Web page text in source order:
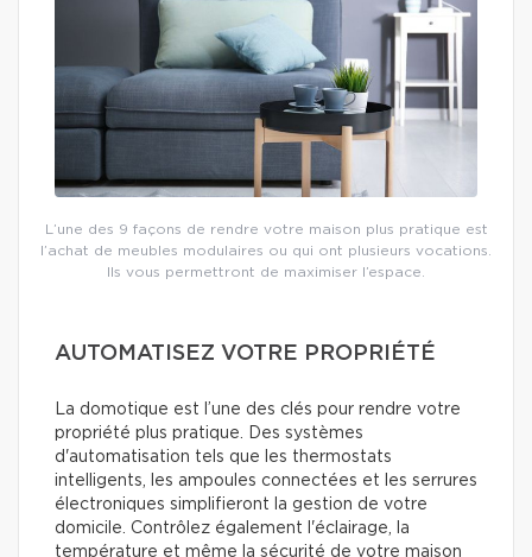
L’une des 9 façons de rendre votre maison plus pratique est
l’achat de meubles modulaires ou qui ont plusieurs vocations.
Ils vous permettront de maximiser l’espace.
AUTOMATISEZ VOTRE PROPRIÉTÉ
La domotique est l’une des clés pour rendre votre
propriété plus pratique. Des systèmes
d'automatisation tels que les thermostats
intelligents, les ampoules connectées et les serrures
électroniques simplifieront la gestion de votre
domicile. Contrôlez également l'éclairage, la
température et même la sécurité de votre maison